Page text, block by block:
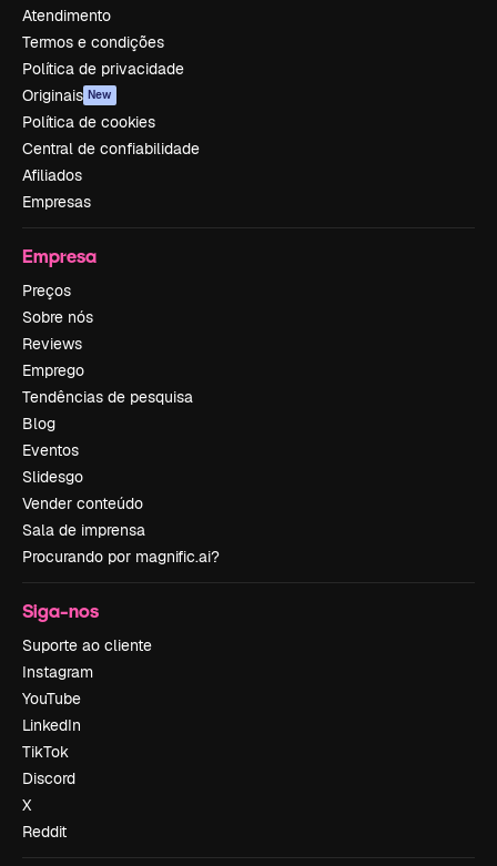
Atendimento
Termos e condições
Política de privacidade
Originais New
Política de cookies
Central de confiabilidade
Afiliados
Empresas
Empresa
Preços
Sobre nós
Reviews
Emprego
Tendências de pesquisa
Blog
Eventos
Slidesgo
Vender conteúdo
Sala de imprensa
Procurando por magnific.ai?
Siga-nos
Suporte ao cliente
Instagram
YouTube
LinkedIn
TikTok
Discord
X
Reddit